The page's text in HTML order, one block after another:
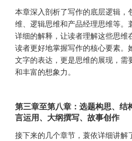
本章深入剖析了写作的底层逻辑，
维、逻辑思维和产品经理思维等。
详细的解释，让读者理解这些思维
读者更好地掌握写作的核心要素。
文字的表达，更是思维的展现，需
和丰富的想象力。
第三章至第八章：选题构思、结
言运用、大纲撰写、故事创作
接下来的几个章节，蓑依详细讲解